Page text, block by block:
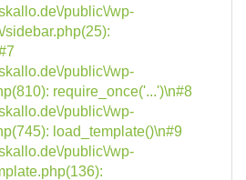
public\/wp-
sidebar.php(25):
public\/wp-
require_once('...')\n#8
public\/wp-
load_template()\n#9
public\/wp-